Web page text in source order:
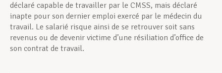
déclaré capable de travailler par le CMSS, mais déclaré
inapte pour son dernier emploi exercé par le médecin du
travail. Le salarié risque ainsi de se retrouver soit sans
revenus ou de devenir victime d’une résiliation d’office de
son contrat de travail.